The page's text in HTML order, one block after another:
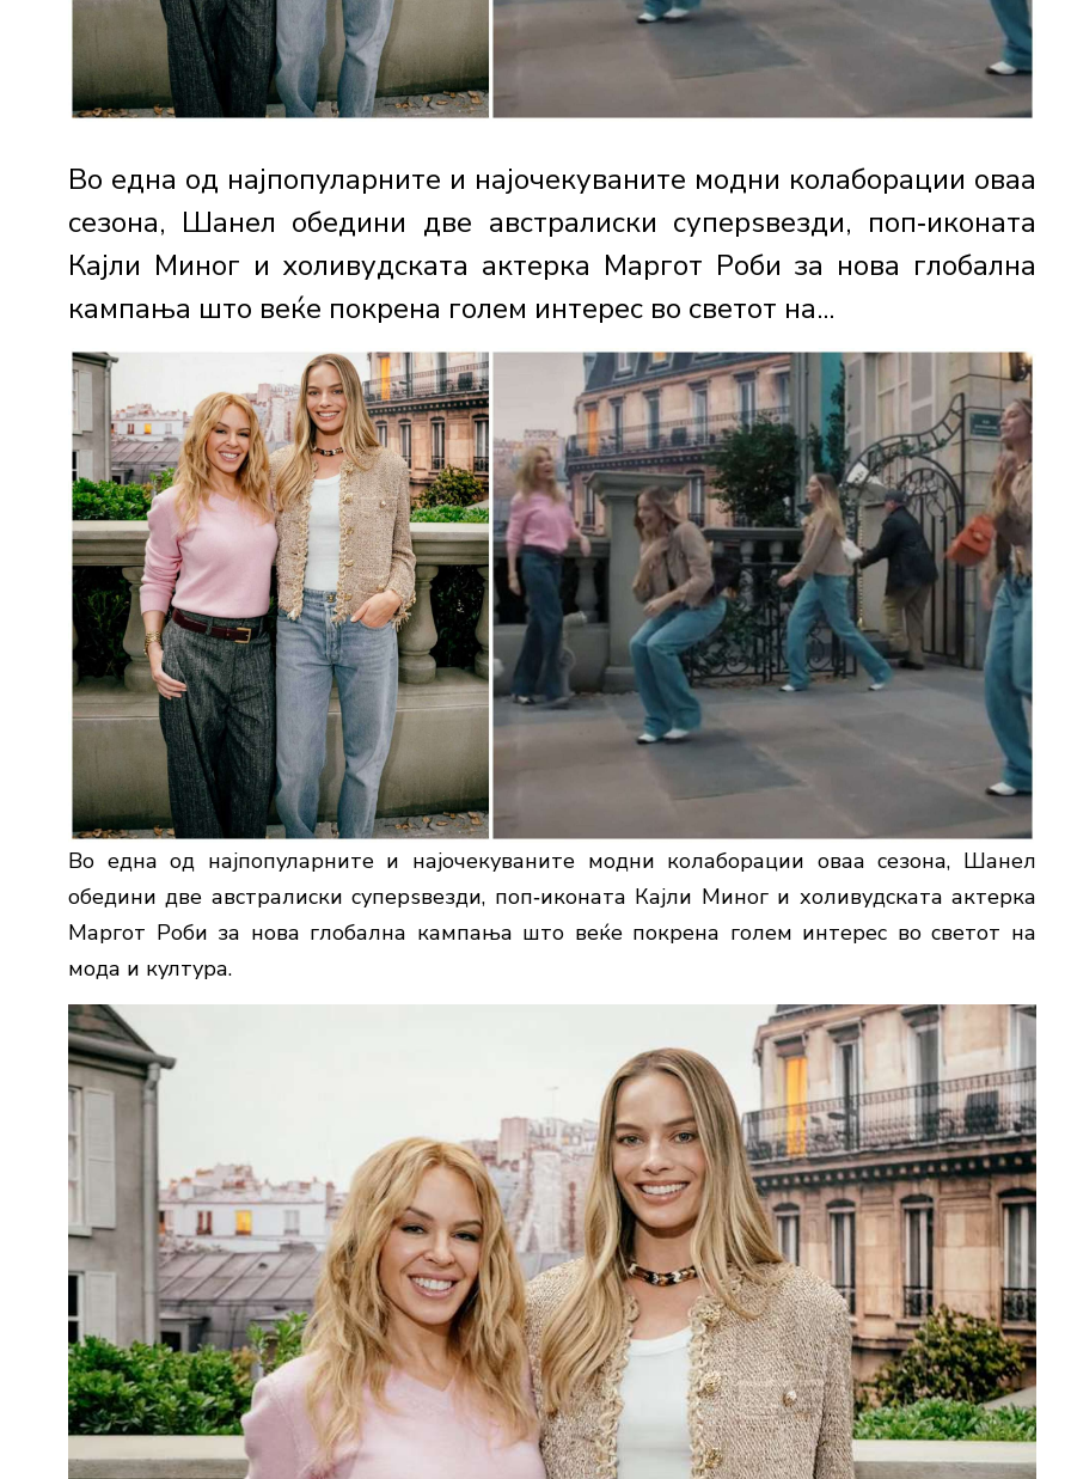
Во една од најпопуларните и најочекуваните модни колаборации оваа
сезона, Шанел обедини две австралиски суперѕвезди, поп‑иконата
Кајли Миног и холивудската актерка Маргот Роби за нова глобална
кампања што веќе покрена голем интерес во светот на...
Во една од најпопуларните и најочекуваните модни колаборации оваа сезона, Шанел
обедини две австралиски суперѕвезди, поп‑иконата Кајли Миног и холивудската актерка
Маргот Роби за нова глобална кампања што веќе покрена голем интерес во светот на
мода и култура.